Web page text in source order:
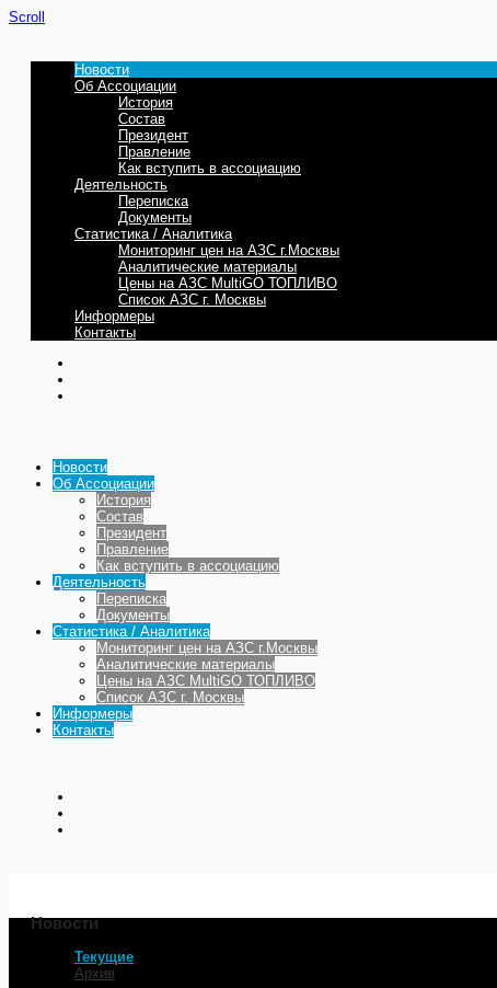
Scroll
Новости
Об Ассоциации
История
Состав
Президент
Правление
Как вступить в ассоциацию
Деятельность
Переписка
Документы
Статистика / Аналитика
Мониторинг цен на АЗС г.Москвы
Аналитические материалы
Цены на АЗС MultiGO ТОПЛИВО
Список АЗС г. Москвы
Информеры
Контакты
Новости
Об Ассоциации
История
Состав
Президент
Правление
Как вступить в ассоциацию
Деятельность
Переписка
Документы
Статистика / Аналитика
Мониторинг цен на АЗС г.Москвы
Аналитические материалы
Цены на АЗС MultiGO ТОПЛИВО
Список АЗС г. Москвы
Информеры
Контакты
Новости
Текущие
Архив